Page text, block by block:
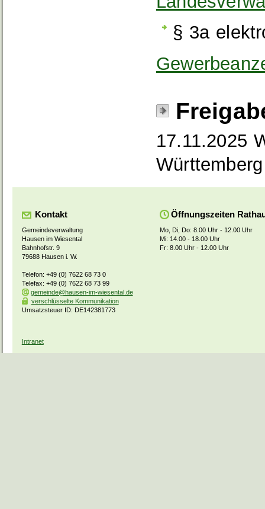
§ 3a
17.11.2025
Württemberg
Kontakt
Gemeindeverwaltung
Hausen im Wiesental
Bahnhofstr. 9
79688 Hausen i. W.
Telefon: +49 (0) 7622 68 73 0
Telefax: +49 (0) 7622 68 73 99
gemeinde@hausen-im-wiesental.de
verschlüsselte Kommunikation
Umsatzsteuer ID: DE142381773
Öffnungszeiten
Mo, Di, Do: 8.00 Uhr - 12.00 Uhr
Mi: 14.00 - 18.00 Uhr
Fr: 8.00 Uhr - 12.00 Uhr
Intranet